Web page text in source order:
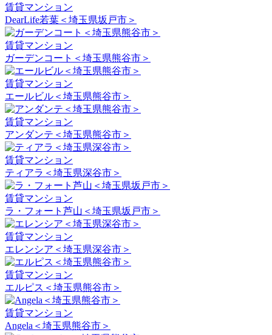
賃貸マンション
DearLife若葉＜埼玉県坂戸市＞
賃貸マンション
ガーデンコート＜埼玉県熊谷市＞
賃貸マンション
エールビル＜埼玉県熊谷市＞
賃貸マンション
アンダンテ＜埼玉県熊谷市＞
賃貸マンション
ティアラ＜埼玉県深谷市＞
賃貸マンション
ラ・フォート芦山＜埼玉県坂戸市＞
賃貸マンション
エレンシア＜埼玉県深谷市＞
賃貸マンション
エルピス＜埼玉県熊谷市＞
賃貸マンション
Angela＜埼玉県熊谷市＞